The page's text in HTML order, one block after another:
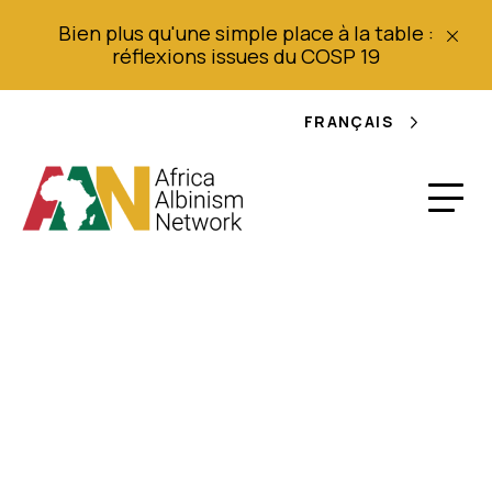
Bien plus qu'une simple place à la table :
réflexions issues du COSP 19
FRANÇAIS